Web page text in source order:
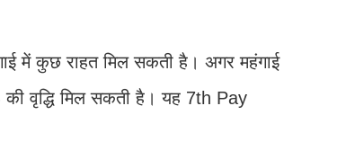
में कुछ राहत मिल सकती है। अगर महंगाई
वृद्धि मिल सकती है। यह 7th Pay